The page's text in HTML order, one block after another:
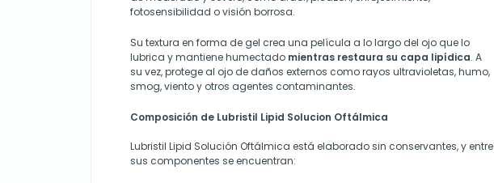
fotosensibilidad o visión borrosa.
Su textura en forma de gel crea una película a lo largo del ojo que lo
lubrica y mantiene humectado mientras restaura su capa lipídica. A
su vez, protege al ojo de daños externos como rayos ultravioletas, humo,
smog, viento y otros agentes contaminantes.
Composición de Lubristil Lipid Solucion Oftálmica
Lubristil Lipid Solución Oftálmica está elaborado sin conservantes, y entre
sus componentes se encuentran: